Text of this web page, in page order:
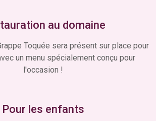
au domaine
Toquée sera présent sur place pour
un menu spécialement conçu pour
l'occasion !
Pour les enfants